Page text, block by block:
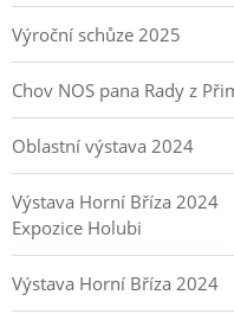
Výroční schůze 2025
Chov NOS pana Rady z
Oblastní výstava 2024
Výstava Horní Bříza 2024
Expozice Holubi
Výstava Horní Bříza 2024